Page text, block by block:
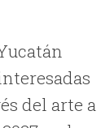
del arte a